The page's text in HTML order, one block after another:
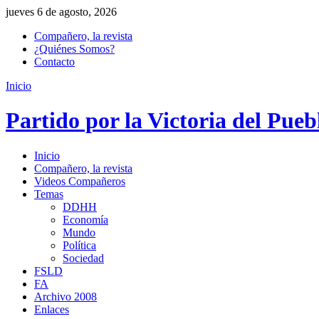
jueves 6 de agosto, 2026
Compañero, la revista
¿Quiénes Somos?
Contacto
Inicio
Partido por la Victoria del
Inicio
Compañero, la revista
Videos Compañeros
Temas
DDHH
Economía
Mundo
Política
Sociedad
FSLD
FA
Archivo 2008
Enlaces